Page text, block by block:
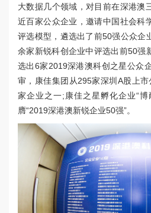
大数据几个领域，对目前在深港澳
近百家公众企业，邀请中国社会科
评选模型，遴选出了前50强公众企
余家新锐科创企业中评选出前50强
选出6家2019深港澳科创之星公众
审，康佳集团从295家深圳A股上
家企业之一;康佳之星孵化企业“博
膺“2019深港澳新锐企业50强”。